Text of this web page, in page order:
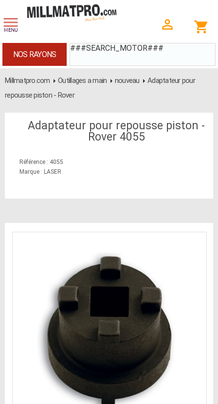
###SEARCH_MOTOR###
NOS RAYONS
Millmatpro.com Outillages a main nouveau
Adaptateur pour
repousse piston - Rover
Adaptateur pour repousse piston -
Rover 4055
Référence : 4055
Marque : LASER